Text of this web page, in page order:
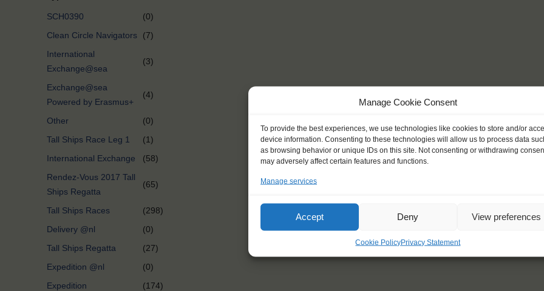
Manage Cookie Consent
To provide the best experiences, we use technologies like cookies to store and/or
device information. Consenting to these technologies will allow us to process data
as browsing behavior or unique IDs on this site. Not consenting or withdrawing
may adversely affect certain features and functions.
Manage services
Accept Deny View preferences
Cookie PolicyPrivacy Statement
SCH0390
(0)
Clean Circle Navigators
(7)
International
Exchange@sea
(3)
Exchange@sea
Powered by Erasmus+
(4)
Other
(0)
Tall Ships Race Leg 1
(1)
International Exchange
(58)
Rendez-Vous 2017 Tall
Ships Regatta
(65)
Tall Ships Races
(298)
Delivery @nl
(0)
Tall Ships Regatta
(27)
Expedition @nl
(0)
Expedition
(174)